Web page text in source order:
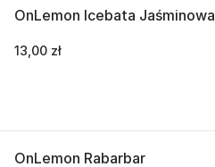
OnLemon Icebata Jaśminowa
13,00 zł
OnLemon Rabarbar